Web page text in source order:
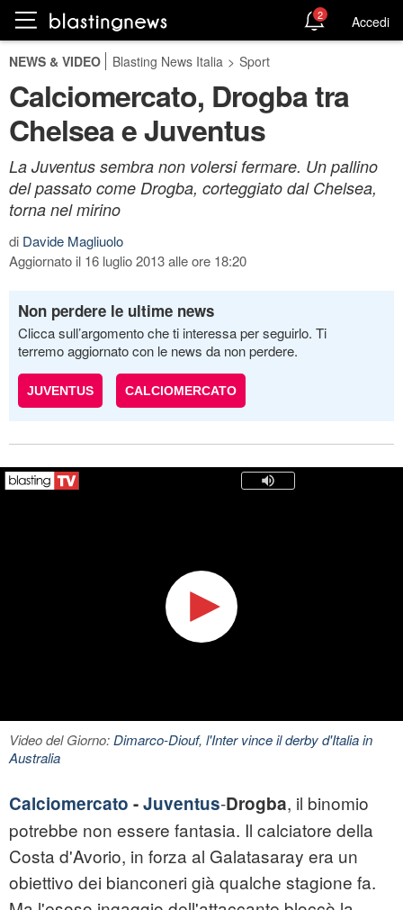
2 Accedi
NEWS & VIDEO Blasting News Italia > Sport
Calciomercato, Drogba tra
Chelsea e Juventus
La Juventus sembra non volersi fermare. Un pallino
del passato come Drogba, corteggiato dal Chelsea,
torna nel mirino
di Davide Magliuolo
Aggiornato il 16 luglio 2013 alle ore 18:20
Non perdere le ultime news
Clicca sull’argomento che ti interessa per seguirlo. Ti
terremo aggiornato con le news da non perdere.
JUVENTUS CALCIOMERCATO
Video del Giorno: Dimarco-Diouf, l'Inter vince il derby d'Italia in
Australia
Calciomercato -Juventus-Drogba, il binomio
potrebbe non essere fantasia. Il calciatore della
Costa d'Avorio, in forza al Galatasaray era un
obiettivo dei bianconeri già qualche stagione fa.